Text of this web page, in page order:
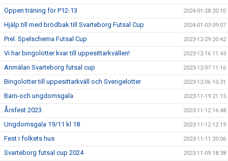
Öppen träning för P12-13 2024-01-28 20:10
Hjälp till med brödbak till Svarteborg Futsal Cup 2024-01-03 09:07
Prel. Spelschema Futsal Cup 2023-12-29 20:42
Vi har bingolotter kvar till uppesittarkvällen! 2023-12-16 11:43
Anmälan Svarteborg futsal cup 2023-12-07 11:16
Bingolotter till uppesittarkväll och Sverigelotter 2023-12-06 10:31
Barn-och ungdomsgala 2023-11-19 21:15
Årsfest 2023 2023-11-12 16:48
Ungdomsgala 19/11 kl 18 2023-11-12 12:19
Fest i folkets hus 2023-11-11 20:06
Svarteborg futsal cup 2024 2023-11-09 18:38